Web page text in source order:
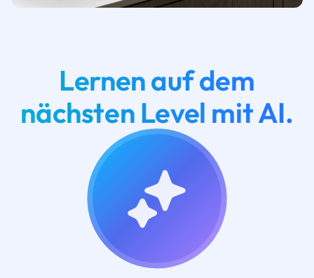
Lernen auf dem
nächsten Level mit AI.